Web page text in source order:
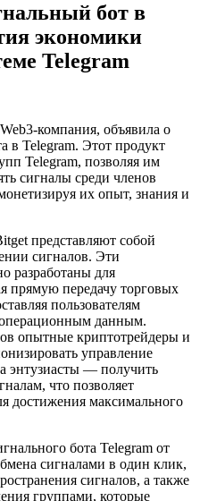
бот в
экономики
Telegram
компания, объявила о
в Telegram. Этот продукт
Telegram, позволяя им
сигналы среди членов
их опыт, знания и
представляют собой
сигналов. Эти
разработаны для
прямую передачу торговых
пользователям
данным.
опытные криптотрейдеры и
управление
энтузиасты — получить
что позволяет
достижения максимального
бота Telegram от
сигналами в один клик,
сигналов, а также
группами, которые